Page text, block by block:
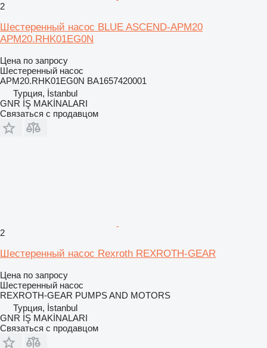
2
Шестеренный насос BLUE ASCEND-APM20
APM20.RHK01EG0N
Цена по запросу
Шестеренный насос
APM20.RHK01EG0N BA1657420001
Турция, İstanbul
GNR İŞ MAKİNALARI
Связаться с продавцом
2
Шестеренный насос Rexroth REXROTH-GEAR
Цена по запросу
Шестеренный насос
REXROTH-GEAR PUMPS AND MOTORS
Турция, İstanbul
GNR İŞ MAKİNALARI
Связаться с продавцом